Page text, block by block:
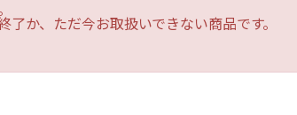
了か、ただ今お取扱いできない商品です。